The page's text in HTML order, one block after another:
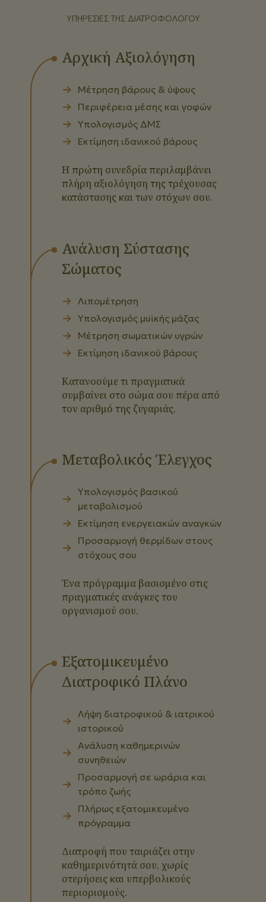
ΥΠΗΡΕΣΊΕΣ ΤΗΣ ΔΙΑΤΡΟΦΟΛΌΓΟΥ
Αρχική Αξιολόγηση
Μέτρηση βάρους & ύψους
Περιφέρεια μέσης και γοφών
Υπολογισμός ΔΜΣ
Εκτίμηση ιδανικού βάρους
Η πρώτη συνεδρία περιλαμβάνει
πλήρη αξιολόγηση της τρέχουσας
κατάστασης και των στόχων σου.
Ανάλυση Σύστασης
Σώματος
Λιπομέτρηση
Υπολογισμός μυϊκής μάζας
Μέτρηση σωματικών υγρών
Εκτίμηση ιδανικού βάρους
Κατανοούμε τι πραγματικά
συμβαίνει στο σώμα σου πέρα από
τον αριθμό της ζυγαριάς.
Μεταβολικός Έλεγχος
Υπολογισμός βασικού
μεταβολισμού
Εκτίμηση ενεργειακών αναγκών
Προσαρμογή θερμίδων στους
στόχους σου
Ένα πρόγραμμα βασισμένο στις
πραγματικές ανάγκες του
οργανισμού σου.
Εξατομικευμένο
Διατροφικό Πλάνο
Λήψη διατροφικού & ιατρικού
ιστορικού
Ανάλυση καθημερινών
συνηθειών
Προσαρμογή σε ωράρια και
τρόπο ζωής
Πλήρως εξατομικευμένο
πρόγραμμα
Διατροφή που ταιριάζει στην
καθημερινότητά σου, χωρίς
στερήσεις και υπερβολικούς
περιορισμούς.